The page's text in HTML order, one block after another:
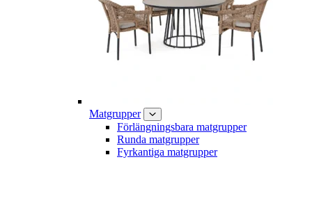
Matgrupper
Förlängningsbara matgrupper
Runda matgrupper
Fyrkantiga matgrupper